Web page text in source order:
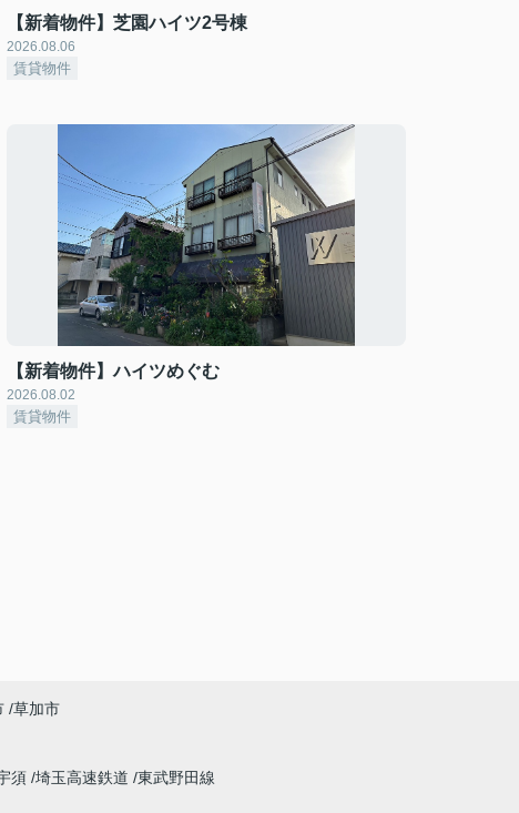
【新着物件】芝園ハイツ2号棟
2026.08.06
賃貸物件
【新着物件】ハイツめぐむ
2026.08.02
賃貸物件
草加市
須 埼玉高速鉄道 東武野田線